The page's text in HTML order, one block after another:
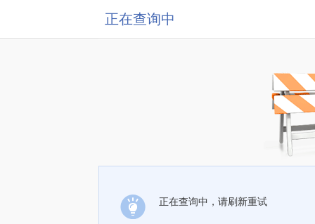
正在查询中
正在查询中，请刷新重试